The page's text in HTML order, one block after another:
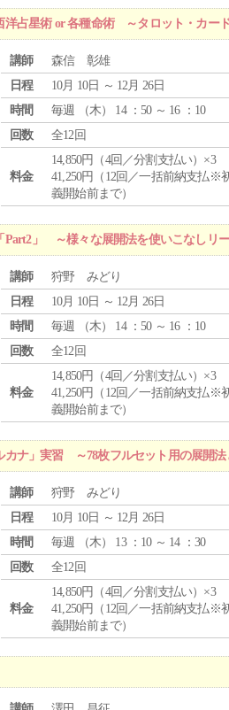
洋占星術 or 各種命術 ～タロット・カー
講師
森信 彰雄
日程
10月 10日 ～ 12月 26日
時間
毎週 （木） 14 ：50 ～ 16 ：10
回数
全12回
料金
14,850円（4回／分割支払い）×3
41,250円（12回／一括前納支払※
義開始前まで）
Part2」 ～様々な展開法を使いこなしリ
講師
狩野 みどり
日程
10月 10日 ～ 12月 26日
時間
毎週 （木） 14 ：50 ～ 16 ：10
回数
全12回
料金
14,850円（4回／分割支払い）×3
41,250円（12回／一括前納支払※
義開始前まで）
ナ」実習 ～78枚フルセット用の展開法
講師
狩野 みどり
日程
10月 10日 ～ 12月 26日
時間
毎週 （木） 13 ：10 ～ 14 ：30
回数
全12回
料金
14,850円（4回／分割支払い）×3
41,250円（12回／一括前納支払※
義開始前まで）